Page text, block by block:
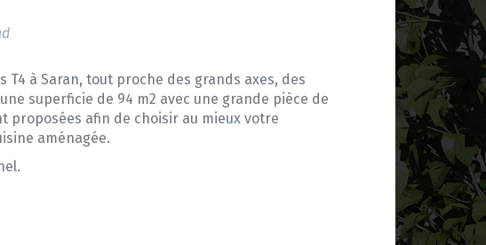
T4 à Saran, tout proche des grands axes, des
superficie de 94 m2 avec une grande pièce de
proposées afin de choisir au mieux votre
aménagée.